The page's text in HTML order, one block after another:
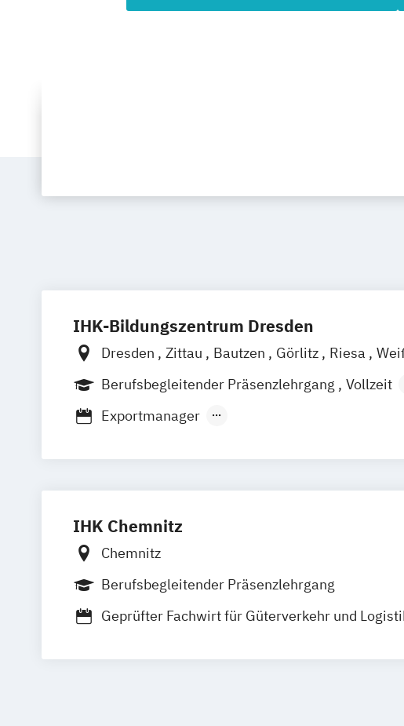
IHK-Bildungszentrum Dresden
Dresden Zittau Bautzen Görlitz Riesa
Hoyerswerda
Online
Berufsbegleitender Präsenzlehrgang
Vollzeit
Fernlehrgang
Exportmanager
Fachwirt für Güterverkehr und Logistik
IHK Chemnitz
Chemnitz
Berufsbegleitender Präsenzlehrgang
Geprüfter Fachwirt für Güterverkehr und